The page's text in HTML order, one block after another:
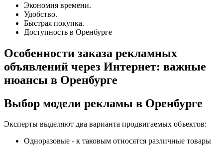
Экономия времени.
Удобство.
Быстрая покупка.
Доступность в Оренбурге
Особенности заказа рекламных
объявлений через Интернет: важные
нюансы в Оренбурге
Выбор модели рекламы в Оренбурге
Эксперты выделяют два варианта продвигаемых объектов:
Одноразовые - к таковым относятся различные товары